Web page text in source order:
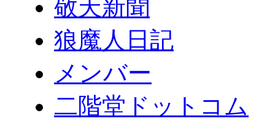
敬天新聞
狼魔人日記
メンバー
二階堂ドットコム